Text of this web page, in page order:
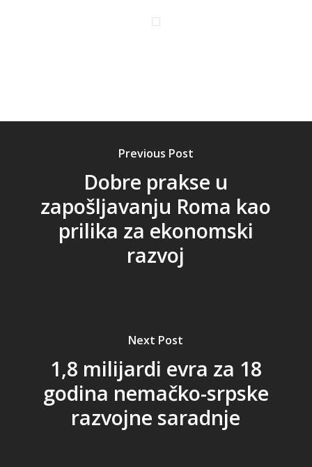
Previous Post
Dobre prakse u
zapošljavanju Roma kao
prilika za ekonomski
razvoj
Next Post
1,8 milijardi evra za 18
godina nemačko-srpske
razvojne saradnje